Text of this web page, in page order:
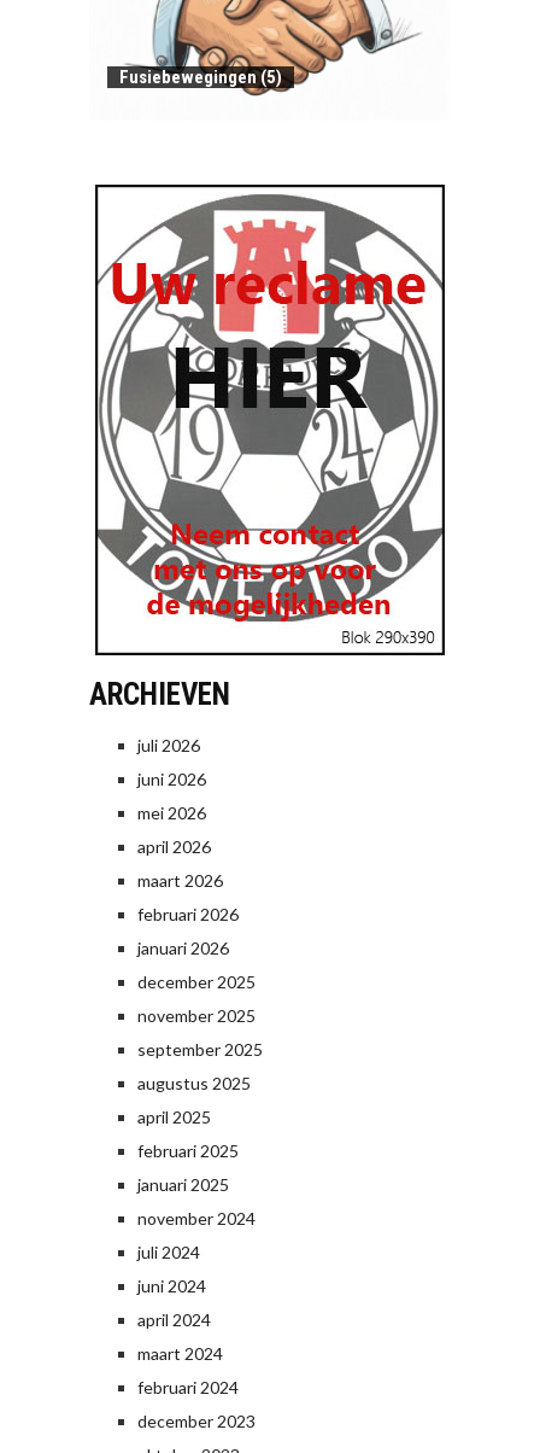
Fusiebewegingen (5)
ARCHIEVEN
juli 2026
juni 2026
mei 2026
april 2026
maart 2026
februari 2026
januari 2026
december 2025
november 2025
september 2025
augustus 2025
april 2025
februari 2025
januari 2025
november 2024
juli 2024
juni 2024
april 2024
maart 2024
februari 2024
december 2023